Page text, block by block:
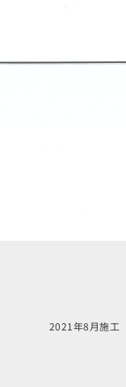
2021年8月